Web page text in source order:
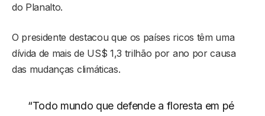
do Planalto.
O presidente destacou que os países ricos têm uma
dívida de mais de US$ 1,3 trilhão por ano por causa
das mudanças climáticas.
“Todo mundo que defende a floresta em pé